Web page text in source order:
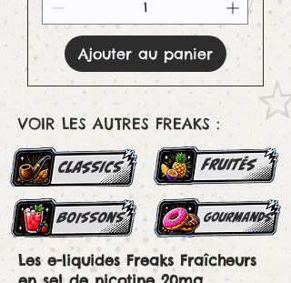
Ajouter au panier
Les e-liquides Freaks Fraîcheurs
VOIR LES AUTRES FREAKS :
classics FRUITés
boissons gourmands